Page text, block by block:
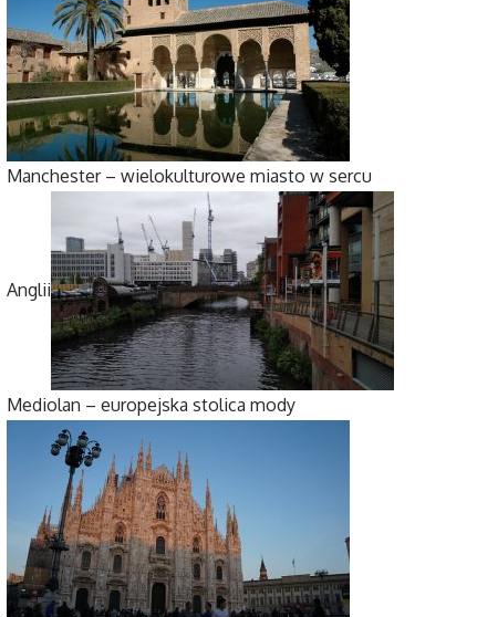
Manchester – wielokulturowe miasto w sercu
Anglii
Mediolan – europejska stolica mody